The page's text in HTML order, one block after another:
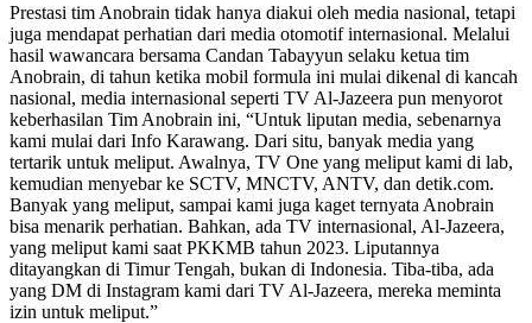
Prestasi tim Anobrain tidak hanya diakui oleh media nasional, tetapi
juga mendapat perhatian dari media otomotif internasional. Melalui
hasil wawancara bersama Candan Tabayyun selaku ketua tim
Anobrain, di tahun ketika mobil formula ini mulai dikenal di kancah
nasional, media internasional seperti TV Al-Jazeera pun menyorot
keberhasilan Tim Anobrain ini, “Untuk liputan media, sebenarnya
kami mulai dari Info Karawang. Dari situ, banyak media yang
tertarik untuk meliput. Awalnya, TV One yang meliput kami di lab,
kemudian menyebar ke SCTV, MNCTV, ANTV, dan detik.com.
Banyak yang meliput, sampai kami juga kaget ternyata Anobrain
bisa menarik perhatian. Bahkan, ada TV internasional, Al-Jazeera,
yang meliput kami saat PKKMB tahun 2023. Liputannya
ditayangkan di Timur Tengah, bukan di Indonesia. Tiba-tiba, ada
yang DM di Instagram kami dari TV Al-Jazeera, mereka meminta
izin untuk meliput.”